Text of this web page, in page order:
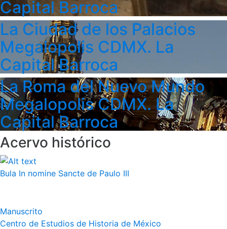
Capital Barroca
La Ciudad de los Palacios
Megalopolis CDMX. La
Capital Barroca
La Roma del Nuevo Mundo
Megalopolis CDMX. La
Capital Barroca
Acervo histórico
Bula In nomine Sancte de Paulo III
Manuscrito
Centro de Estudios de Historia de México